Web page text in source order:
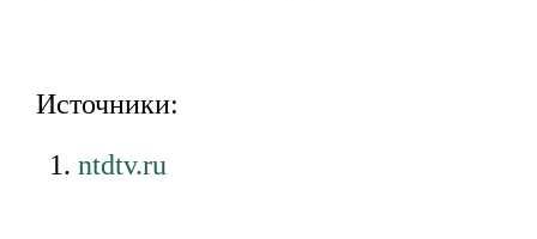
Источники:
ntdtv.ru